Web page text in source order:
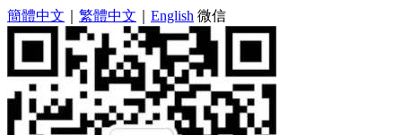
簡體中文 繁體中文 English 微信